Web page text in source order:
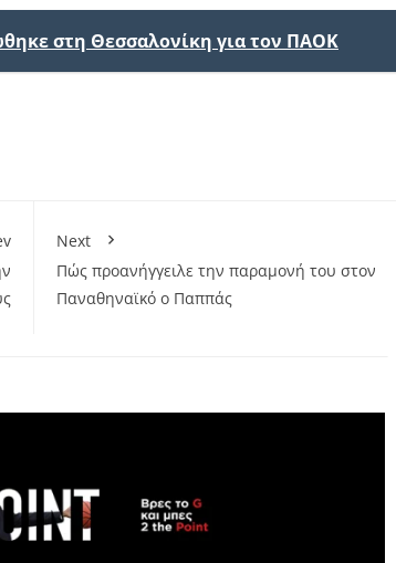
στη Θεσσαλονίκη για τον ΠΑΟΚ
Next
Πώς προανήγγειλε την παραμονή του στον
Παναθηναϊκό ο Παππάς